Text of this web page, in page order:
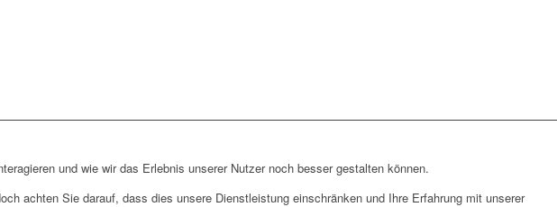
und wie wir das Erlebnis unserer Nutzer noch besser gestalten können.
achten Sie darauf, dass dies unsere Dienstleistung einschränken und Ihre Erfahrung mit unserer